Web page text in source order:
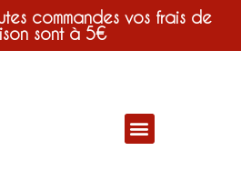
commandes vos frais de
sont à 5€